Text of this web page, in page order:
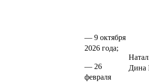
— 9 октября
2026 года;
— 26
февраля
Дина